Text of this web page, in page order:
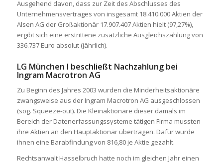
Ausgehend davon, dass zur Zeit des Abschlusses des
Unternehmensvertrages von insgesamt 18.410.000 Aktien der
Alsen AG der Großaktionär 17.907.407 Aktien hielt (97,27%),
ergibt sich eine erstrittene zusätzliche Ausgleichszahlung von
336.737 Euro absolut (jährlich).
LG München I beschließt Nachzahlung bei
Ingram Macrotron AG
Zu Beginn des Jahres 2003 wurden die Minderheitsaktionäre
zwangsweise aus der Ingram Macrotron AG ausgeschlossen
(sog. Squeeze-out). Die Kleinaktionäre dieser damals im
Bereich der Datenerfassungssysteme tätigen Firma mussten
ihre Aktien an den Hauptaktionär übertragen. Dafür wurde
ihnen eine Barabfindung von 816,80 je Aktie gezahlt.
Rechtsanwalt Hasselbruch hatte noch im gleichen Jahr einen